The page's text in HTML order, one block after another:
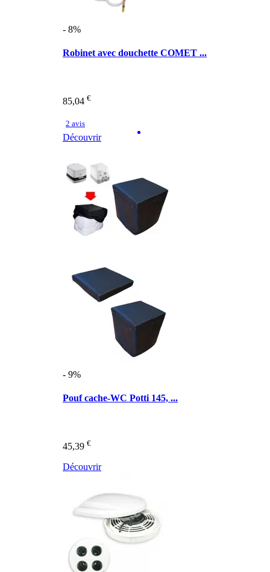
- 8%
Robinet avec douchette COMET ...
85,04 €
2 avis
Découvrir
- 9%
Pouf cache-WC Potti 145, ...
45,39 €
Découvrir